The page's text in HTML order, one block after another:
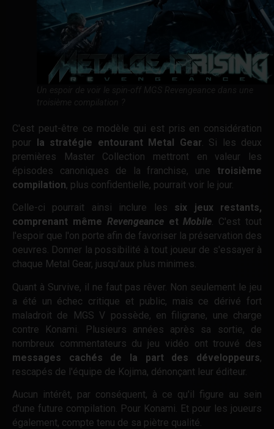
C'est peut-être ce modèle qui est pris en considération
pour la stratégie entourant Metal Gear. Si les deux
premières Master Collection mettront en valeur les
épisodes canoniques de la franchise, une troisième
compilation, plus confidentielle, pourrait voir le jour.
Celle-ci pourrait ainsi inclure les six jeux restants,
comprenant même RevengeanceetMobile. C'est tout
l'espoir que l'on porte afin de favoriser la préservation des
oeuvres. Donner la possibilité à tout joueur de s'essayer à
chaque Metal Gear, jusqu'aux plus minimes.
Quant à Survive, il ne faut pas rêver. Non seulement le jeu
a été un échec critique et public, mais ce dérivé fort
maladroit de MGS V possède, en filigrane, une charge
contre Konami. Plusieurs années après sa sortie, de
nombreux commentateurs du jeu vidéo ont trouvé des
messages cachés de la part des développeurs,
rescapés de l'équipe de Kojima, dénonçant leur éditeur.
Aucun intérêt, par conséquent, à ce qu'il figure au sein
d'une future compilation. Pour Konami. Et pour les joueurs
également, compte tenu de sa piètre qualité.